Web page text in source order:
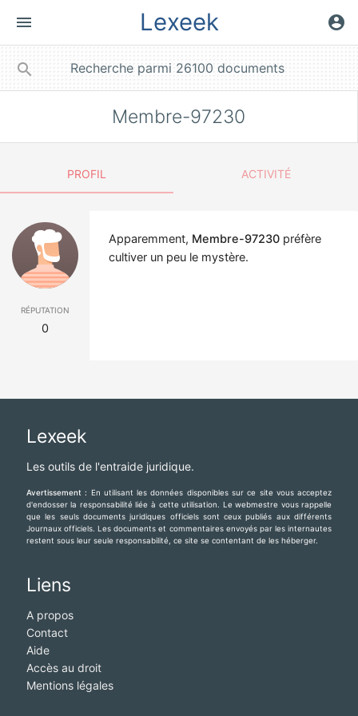
menu Lexeek account_circle
search
Membre-97230
PROFIL ACTIVITÉ
réputation
0
Apparemment, Membre-97230 préfère
cultiver un peu le mystère.
Lexeek
Les outils de l'entraide juridique.
Avertissement : En utilisant les données disponibles sur ce site vous acceptez
d'endosser la responsabilité liée à cette utilisation. Le webmestre vous rappelle
que les seuls documents juridiques officiels sont ceux publiés aux différents
Journaux officiels. Les documents et commentaires envoyés par les internautes
restent sous leur seule responsabilité, ce site se contentant de les héberger.
Liens
A propos
Contact
Aide
Accès au droit
Mentions légales